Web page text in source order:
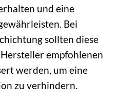
und eine
Bei
sollten diese
empfohlenen
werden, um eine
zu verhindern.